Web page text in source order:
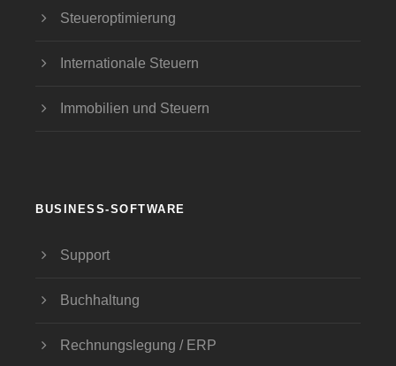
Steueroptimierung
Internationale Steuern
Immobilien und Steuern
BUSINESS-SOFTWARE
Support
Buchhaltung
Rechnungslegung / ERP